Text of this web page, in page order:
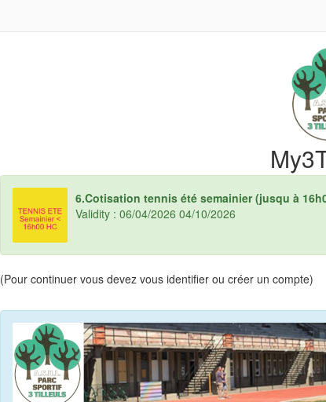
6.Cotisation tennis été semainier (jusqu à
Validity : 06/04/2026 04/10/2026
(Pour continuer vous devez vous identifier ou créer un compte)